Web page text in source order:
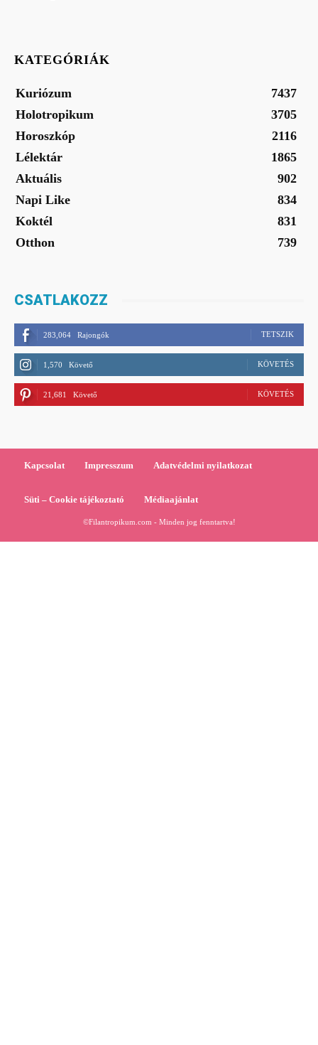
KATEGÓRIÁK
Kuriózum
7437
Holotropikum
3705
Horoszkóp
2116
Lélektár
1865
Aktuális
902
Napi Like
834
Koktél
831
Otthon
739
CSATLAKOZZ
283,064 Rajongók TETSZIK
1,570 Követő KÖVETÉS
21,681 Követő KÖVETÉS
Kapcsolat Impresszum Adatvédelmi nyilatkozat
Süti – Cookie tájékoztató Médiaajánlat
©Filantropikum.com - Minden jog fenntartva!